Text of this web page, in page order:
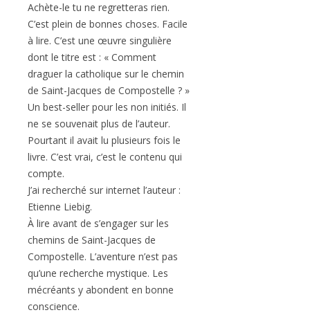
Achète-le tu ne regretteras rien.
C’est plein de bonnes choses. Facile
à lire. C’est une œuvre singulière
dont le titre est : « Comment
draguer la catholique sur le chemin
de Saint-Jacques de Compostelle ? »
Un best-seller pour les non initiés. Il
ne se souvenait plus de l’auteur.
Pourtant il avait lu plusieurs fois le
livre. C’est vrai, c’est le contenu qui
compte.
J’ai recherché sur internet l’auteur :
Etienne Liebig.
À lire avant de s’engager sur les
chemins de Saint-Jacques de
Compostelle. L’aventure n’est pas
qu’une recherche mystique. Les
mécréants y abondent en bonne
conscience.